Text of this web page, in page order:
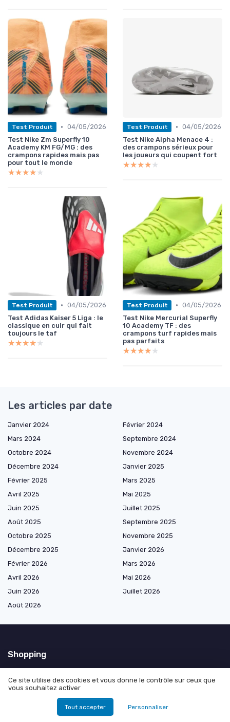
Test Produit • 04/05/2026
Test Nike Zm Superfly 10
Academy KM FG/MG : des
crampons rapides mais pas
pour tout le monde
★★★★★
★★★★★
Test Produit • 04/05/2026
Test Nike Alpha Menace 4 :
des crampons sérieux pour
les joueurs qui coupent fort
★★★★★
★★★★★
Test Produit • 04/05/2026
Test Adidas Kaiser 5 Liga : le
classique en cuir qui fait
toujours le taf
★★★★★
★★★★★
Test Produit • 04/05/2026
Test Nike Mercurial Superfly
10 Academy TF : des
crampons turf rapides mais
pas parfaits
★★★★★
★★★★★
Les articles par date
Janvier 2024
Février 2024
Mars 2024
Septembre 2024
Octobre 2024
Novembre 2024
Décembre 2024
Janvier 2025
Février 2025
Mars 2025
Avril 2025
Mai 2025
Juin 2025
Juillet 2025
Août 2025
Septembre 2025
Octobre 2025
Novembre 2025
Décembre 2025
Janvier 2026
Février 2026
Mars 2026
Avril 2026
Mai 2026
Juin 2026
Juillet 2026
Août 2026
Shopping
Chaussures de football par style de jeu
Chaussures de football par tige
Chaussures de football par matériaux
Ce site utilise des cookies et vous donne le contrôle sur ceux que
vous souhaitez activer
Tout accepter Personnaliser